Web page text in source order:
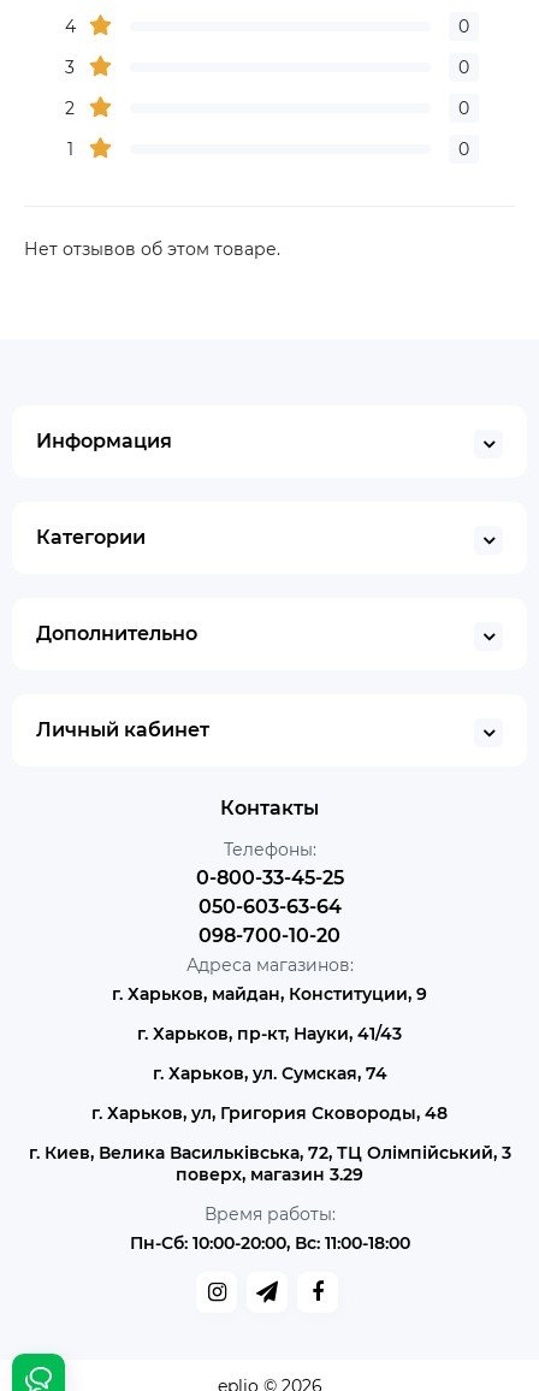
4
0
3
0
2
0
1
0
Нет отзывов об этом товаре.
Информация
Категории
Дополнительно
Личный кабинет
Контакты
Телефоны:
0-800-33-45-25
050-603-63-64
098-700-10-20
Адреса магазинов:
г. Харьков, майдан, Конституции, 9
г. Харьков, пр-кт, Науки, 41/43
г. Харьков, ул. Сумская, 74
г. Харьков, ул, Григория Сковороды, 48
г. Киев, Велика Васильківська, 72, ТЦ Олімпійський, 3
поверх, магазин 3.29
Время работы:
Пн-Сб: 10:00-20:00, Вс: 11:00-18:00
eplio © 2026